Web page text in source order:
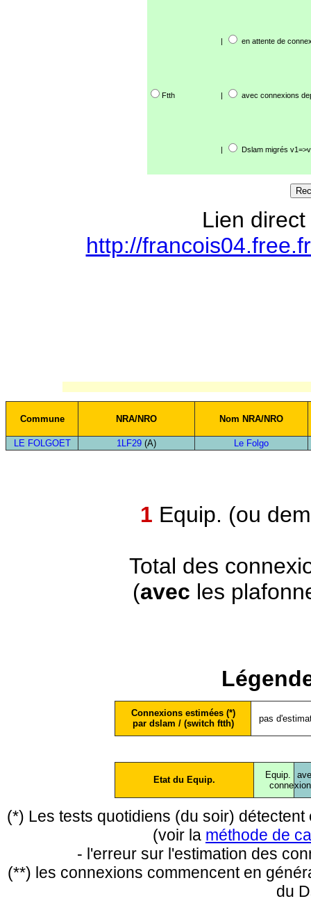
| en attente de
Ftth | avec connexions
| Dslam migrés
Lien
http://
Commune NRA/NRO Nom NRA/NRO
LE FOLGOET 1LF29 (A) Le Folgo
1 Equip. (ou
Total des
(avec les
Connexions estimées (*)
par dslam / (switch ftth)
pas
Etat du Equip.
Equip.
conne
(*) Les tests quotidiens (du soir)
(voir la méthode de
- l'erreur sur l'estimation des
(**) les connexions commencent en
du